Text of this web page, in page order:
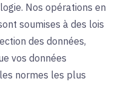
Nos opérations en
soumises à des lois
des données,
vos données
normes les plus